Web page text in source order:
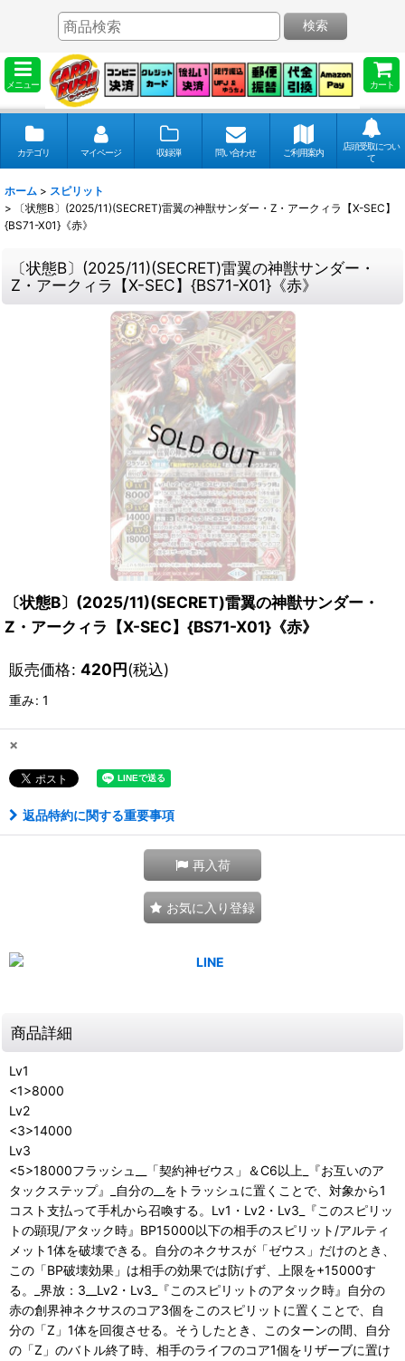
メニュー カート
検索
カテゴリ マイページ 収録弾 問い合わせ ご利用案内
店頭受取につい
て
ホーム > スピリット
>
〔状態B〕(2025/11)(SECRET)雷翼の神獣サンダー・Z・アークィラ【X-SEC】
{BS71-X01}《赤》
〔状態B〕(2025/11)(SECRET)雷翼の神獣サンダー・
Z・アークィラ【X-SEC】{BS71-X01}《赤》
〔状態B〕(2025/11)(SECRET)雷翼の神獣サンダー・
Z・アークィラ【X-SEC】{BS71-X01}《赤》
販売価格: 420円(税込)
重み: 1
×
返品特約に関する重要事項
再入荷
お気に入り登録
商品詳細
Lv1
<1>8000
Lv2
<3>14000
Lv3
<5>18000フラッシュ__「契約神ゼウス」＆C6以上_『お互いのア
タックステップ』_自分の__をトラッシュに置くことで、対象から1
コスト支払って手札から召喚する。Lv1・Lv2・Lv3_『このスピリッ
トの顕現/アタック時』BP15000以下の相手のスピリット/アルティ
メット1体を破壊できる。自分のネクサスが「ゼウス」だけのとき、
この「BP破壊効果」は相手の効果では防げず、上限を+15000す
る。_界放：3__Lv2・Lv3_『このスピリットのアタック時』自分の
赤の創界神ネクサスのコア3個をこのスピリットに置くことで、自
分の「Z」1体を回復させる。そうしたとき、このターンの間、自分
の「Z」のバトル終了時、相手のライフのコア1個をリザーブに置け